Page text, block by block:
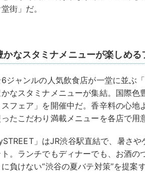
街」だ。
かなスタミナメニューが楽しめる
ジャンルの人気飲食店が一堂に並ぶ
なスタミナメニューが集結。国際色
スフェア」を開催中だ。香辛料の心
たこだわり満載メニューを各店で用
」はJR渋谷駅直結で、暑さ
ト。ランチでもディナーでも、お酒
負けない“渋谷の夏バテ対策”を提案